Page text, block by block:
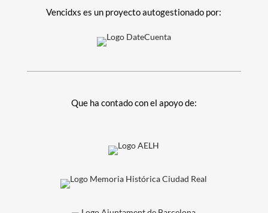
Vencidxs es un proyecto autogestionado por:
Que ha contado con el apoyo de: